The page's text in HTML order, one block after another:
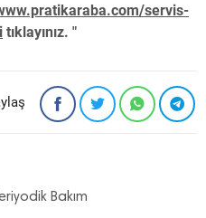
servis-
tıklayınız. "
Bakım